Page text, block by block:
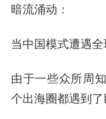
暗流涌动：
当中国模式遭遇
由于一些众所周
个出海圈都遇到了